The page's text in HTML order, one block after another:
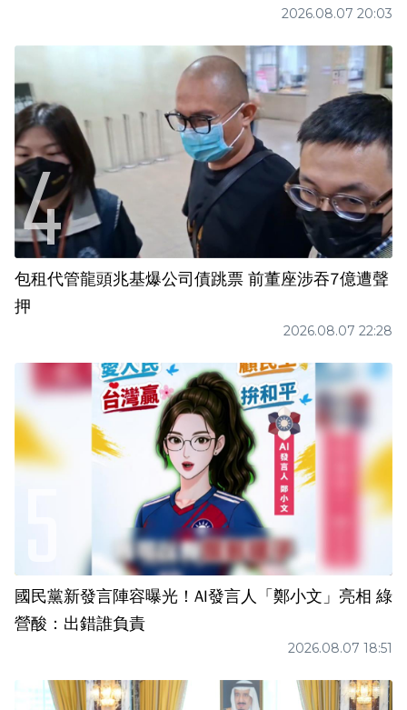
2026.08.07 20:03
包租代管龍頭兆基爆公司債跳票 前董座涉吞7億遭聲
押
2026.08.07 22:28
國民黨新發言陣容曝光！AI發言人「鄭小文」亮相 綠
營酸：出錯誰負責
2026.08.07 18:51